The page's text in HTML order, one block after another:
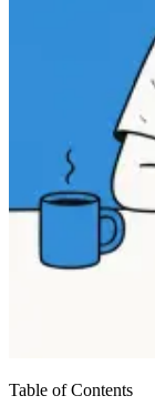
Table of Contents